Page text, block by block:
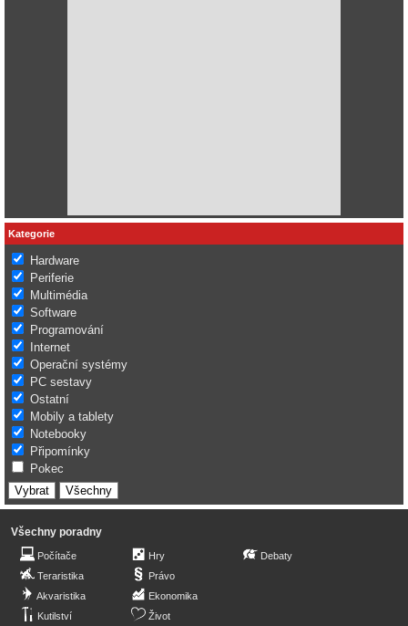
Kategorie
Hardware
Periferie
Multimédia
Software
Programování
Internet
Operační systémy
PC sestavy
Ostatní
Mobily a tablety
Notebooky
Připomínky
Pokec
Všechny poradny
Počítače
Teraristika
Akvaristika
Kutilství
Hry
Právo
Ekonomika
Život
Debaty